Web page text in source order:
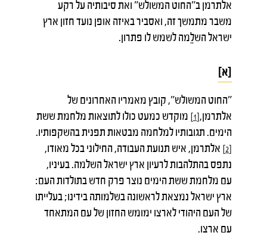
אלתרמן ב"החוט המשולש" ואת סיבותיה על רקע
משבר מתמשך זה, ואסביר באיזה אופן נועד חזון ארץ
ישראל השלֵמה לשמש לו פתרון.
[א]
"החוט המשולש", קובץ מאמריו האחרונים של
אלתרמן,[1]
מוקדש כמעט כולו לתוצאות מלחמת ששת
הימים. תגובותיו למלחמה מבטאות תפנית בהשקפותיו.
[2]
אלתרמן, איש תנועת העבודה, החילוני בכל מאודו,
נתפס בהתלהבות לרעיון ארץ ישראל השלמה. בעיניו,
עם מלחמת ששת הימים נוצר פרק חדש בתולדות העם:
ארץ ישראל נמצאת לראשונה בשלמותה בידינו; בעלייתו
של העם היהודי לארצו ימומש החזון של עם המתאחד
עם ארצו.